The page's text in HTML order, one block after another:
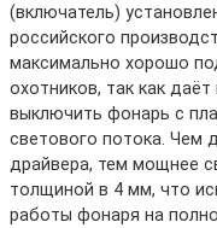
(включатель)
российского
максимально хорошо
охотников, так как
выключить фонарь с
светового потока. Чем
драйвера, тем мощнее
толщиной в 4 мм, что
работы фонаря на